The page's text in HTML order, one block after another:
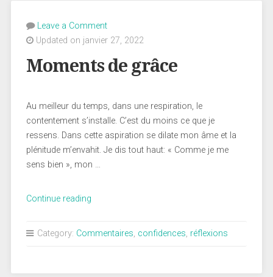
Leave a Comment
Updated on janvier 27, 2022
Moments de grâce
Au meilleur du temps, dans une respiration, le
contentement s’installe. C’est du moins ce que je
ressens. Dans cette aspiration se dilate mon âme et la
plénitude m’envahit. Je dis tout haut: « Comme je me
sens bien », mon …
Continue reading« Moments
Category: Commentaires, confidences, réflexions